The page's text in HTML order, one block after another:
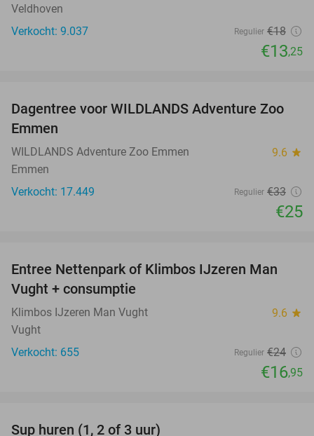
Veldhoven
Verkocht: 9.037
Regulier €18
€13,25
24%
Dagentree voor WILDLANDS Adventure Zoo
Emmen
WILDLANDS Adventure Zoo Emmen 9.6 star
Emmen
Verkocht: 17.449
Regulier €33
€25
29%
Entree Nettenpark of Klimbos IJzeren Man
Vught + consumptie
Klimbos IJzeren Man Vught 9.6 star
Vught
Verkocht: 655
Regulier €24
€16,95
Sup huren (1, 2 of 3 uur)